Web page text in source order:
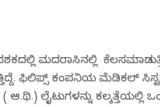
ಮದರಾಸಿನಲ್ಲಿ
ಫಿಲಿಪ್ಸ್ ಕಂಪನಿಯ ಮೆಡಿಕಲ್
ಲೈಟುಗಳನ್ನು ಕಲ್ಕತ್ತೆಯಲ್ಲಿ